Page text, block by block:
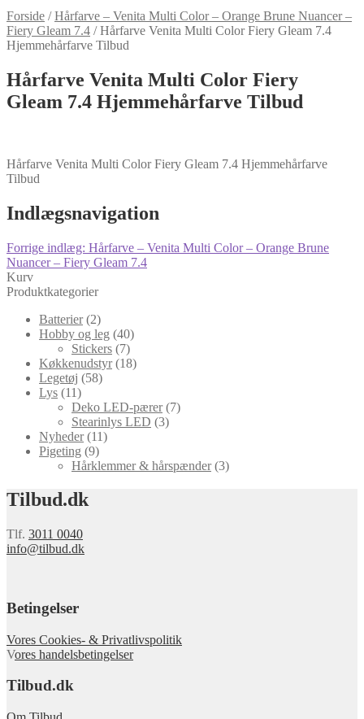
Forside /Hårfarve – Venita Multi Color – Orange Brune Nuancer –
Fiery Gleam 7.4 /Hårfarve Venita Multi Color Fiery Gleam 7.4
Hjemmehårfarve Tilbud
Hårfarve Venita Multi Color Fiery
Gleam 7.4 Hjemmehårfarve Tilbud
Hårfarve Venita Multi Color Fiery Gleam 7.4 Hjemmehårfarve
Tilbud
Indlægsnavigation
Forrige indlæg: Hårfarve – Venita Multi Color – Orange Brune
Nuancer – Fiery Gleam 7.4
Kurv
Produktkategorier
Batterier (2)
Hobby og leg (40)
Stickers (7)
Køkkenudstyr (18)
Legetøj (58)
Lys (11)
Deko LED-pærer (7)
Stearinlys LED (3)
Nyheder (11)
Pigeting (9)
Hårklemmer & hårspænder (3)
Tilbud.dk
Tlf. 3011 0040
info@tilbud.dk
Betingelser
Vores Cookies- & Privatlivspolitik
Vores handelsbetingelser
Tilbud.dk